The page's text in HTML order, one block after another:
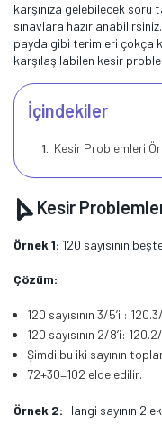
karşınıza gelebilecek
sınavlara
payda gibi terimleri çokça
karşılaşılabilen kesir
İçindekiler
Kesir Problemleri
Kesir
Örnek 1: 120 sayısının
Çözüm:
120 sayısının 3/5’i :
120 sayısının 2/8’i:
Şimdi bu iki sayının
72+30=102 elde edilir.
Örnek 2: Hangi sayının 2